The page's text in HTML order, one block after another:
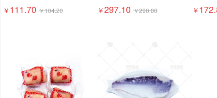
￥ 111.70 ￥104.20
￥297.10 ￥290.00 ￥